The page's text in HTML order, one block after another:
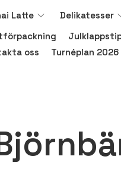
Latte Delikatesser
oss Turnéplan 2026